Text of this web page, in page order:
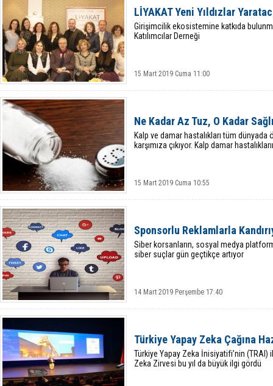
LİYAKAT Yeni Yıldızlar
Girişimcilik ekosistemine katkıda
Katılımcılar Derneği
15 Mart 2019 Cuma 11:00
Ne Kadar Az Tuz, O Kadar
Kalp ve damar hastalıkları tüm
karşımıza çıkıyor. Kalp damar
15 Mart 2019 Cuma 10:55
Sponsorlu Reklamlarla
Siber korsanların, sosyal medya
siber suçlar gün geçtikçe artıyor
14 Mart 2019 Perşembe 17:40
Türkiye Yapay Zeka Çağına
Türkiye Yapay Zeka İnisiyatifi’nin
Zeka Zirvesi bu yıl da büyük ilgi gördü